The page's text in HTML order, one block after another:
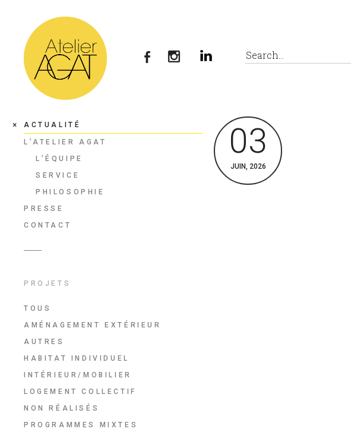
ACTUALITÉ
L’ATELIER AGAT
L’ÉQUIPE
SERVICE
PHILOSOPHIE
PRESSE
CONTACT
PROJETS
TOUS
AMÉNAGEMENT EXTÉRIEUR
AUTRES
HABITAT INDIVIDUEL
INTÉRIEUR/MOBILIER
LOGEMENT COLLECTIF
NON RÉALISÉS
PROGRAMMES MIXTES
03
JUIN, 2026